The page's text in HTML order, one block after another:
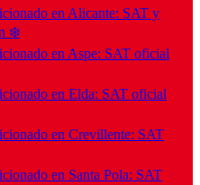
en Alicante: SAT y
❄️
en Aspe: SAT oficial
en Elda: SAT oficial
en Crevillente: SAT
en Santa Pola: SAT